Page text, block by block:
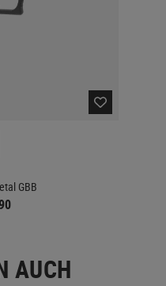
GBB
AUCH